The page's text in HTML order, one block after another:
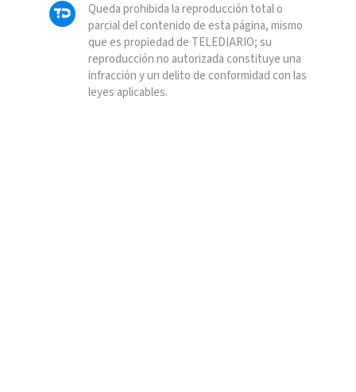
Queda prohibida la reproducción total o
parcial del contenido de esta página, mismo
que es propiedad de TELEDIARIO; su
reproducción no autorizada constituye una
infracción y un delito de conformidad con las
leyes aplicables.